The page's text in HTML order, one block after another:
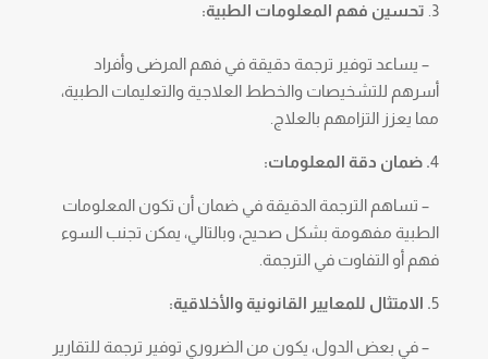
تحسين فهم المعلومات الطبية:
– يساعد توفير ترجمة دقيقة في فهم المرضى وأفراد
أسرهم للتشخيصات والخطط العلاجية والتعليمات الطبية،
مما يعزز التزامهم بالعلاج.
4. ضمان دقة المعلومات:
– تساهم الترجمة الدقيقة في ضمان أن تكون المعلومات
الطبية مفهومة بشكل صحيح، وبالتالي، يمكن تجنب السوء
فهم أو التفاوت في الترجمة.
5. الامتثال للمعايير القانونية والأخلاقية:
– في بعض الدول، يكون من الضروري توفير ترجمة للتقارير